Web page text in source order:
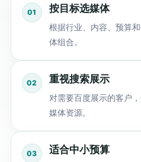
按目标选媒体
根据行业、内容、预算
体组合。
重视搜索展示
对需要百度展示的客户
媒体资源。
适合中小预算